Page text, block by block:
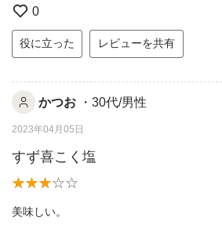
0
役に立った レビューを共有
かつお ・30代/男性
2023年04月05日
すず喜こく塩
美味しい。